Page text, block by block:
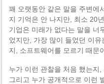
꽤 오랫동안 같은 말을 주변에
지 기억은 안 나지만, 최소 20
기업은 미래가 없다는 말을 너
었지만, 가장 많이 들었던 이
지, 소프트웨어를 모르기 때문
누가 이런 관찰을 처음 했는지,
그리고 누가 공개적으로 이런